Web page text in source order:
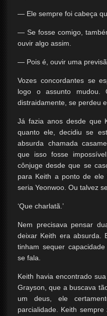
— Ele sempre foi cabeça
— Se fosse comigo,
ouvir algo assim.
— Pois é, ouvir uma
Vozes concordantes se
logo o assunto mudou.
distraidamente, se perdeu
Já fazia anos desde que
quanto ele, decidiu se
absurda chamada
que isso fosse
cônjuge desde que se
para Keith a ponto de ele
seria Yeonwoo. Ou talvez
‘Que charlatã.’
Nem precisava pensar
deixar Keith era absurda.
tinham sequer
se fala.
Keith havia encontrado
Grayson, que a buscava
um deus, ele
parcialidade. Keith